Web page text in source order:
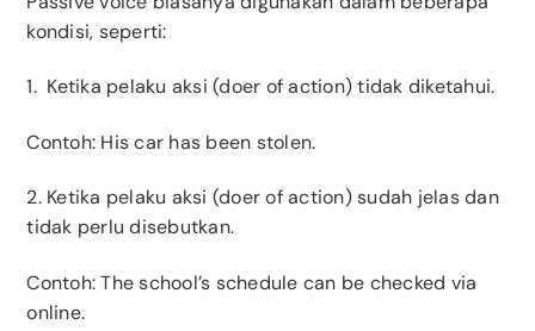
kondisi, seperti:
1. Ketika pelaku aksi (doer of action) tidak diketahui.
Contoh: His car has been stolen.
2. Ketika pelaku aksi (doer of action) sudah jelas dan
tidak perlu disebutkan.
Contoh: The school’s schedule can be checked via
online.